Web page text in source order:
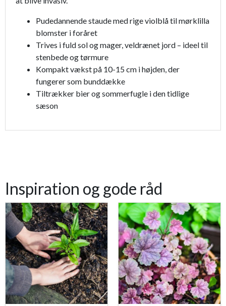
Pudedannende staude med rige violblå til mørklilla
blomster i foråret
Trives i fuld sol og mager, veldrænet jord – ideel til
stenbede og tørmure
Kompakt vækst på 10-15 cm i højden, der
fungerer som bunddække
Tiltrækker bier og sommerfugle i den tidlige
sæson
Inspiration og gode råd